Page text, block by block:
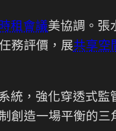
租會議美協調。張
務評價，展共享空
統，強化穿透式監
創造一場平衡的三